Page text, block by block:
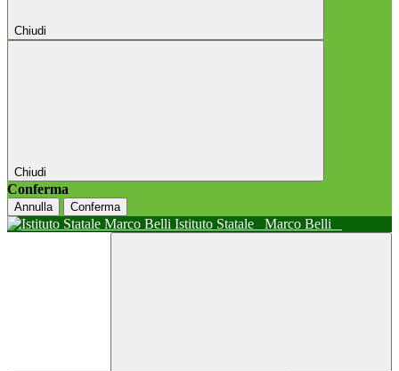
Chiudi
Chiudi
Conferma
Annulla Conferma
Istituto Statale Marco Belli